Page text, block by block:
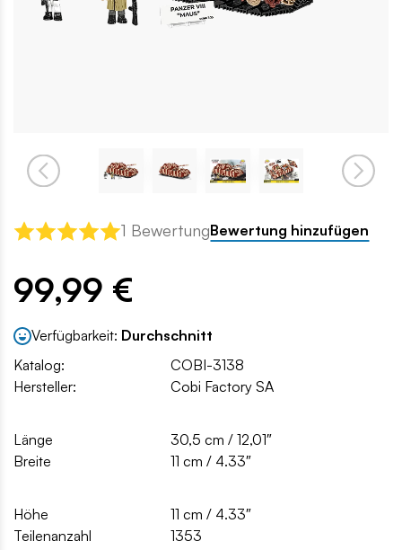
1 BewertungBewertung hinzufügen
99,99 €
Verfügbarkeit: Durchschnitt
Katalog:
COBI-3138
Hersteller:
Cobi Factory SA
Länge
30,5 cm / 12,01″
Breite
11 cm / 4.33″
Höhe
11 cm / 4.33″
Teilenanzahl
1353